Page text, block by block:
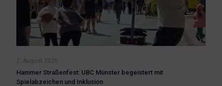
2. August 2026
Hammer Straßenfest: UBC Münster begeistert mit
Spielabzeichen und Inklusion